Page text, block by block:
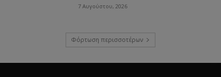
7 Αυγούστου, 2026
Φόρτωση περισσοτέρων